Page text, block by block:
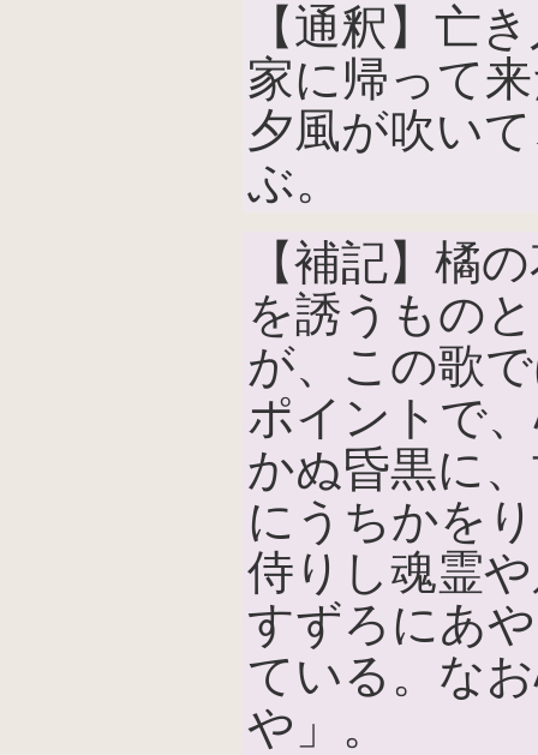
【通釈】亡
家に帰って
夕風が吹い
ぶ。
【補記】橘
を誘うもの
が、この歌
ポイントで
かぬ昏黒に
にうちかを
侍りし魂霊
すずろにあ
ている。な
や」。